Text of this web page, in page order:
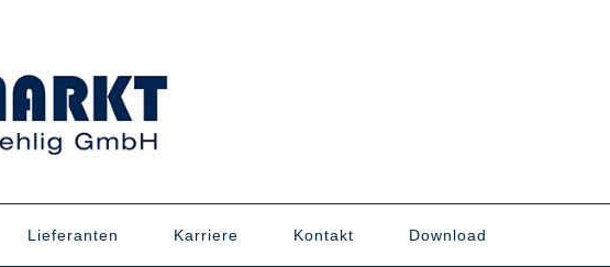
Lieferanten Karriere Kontakt Download